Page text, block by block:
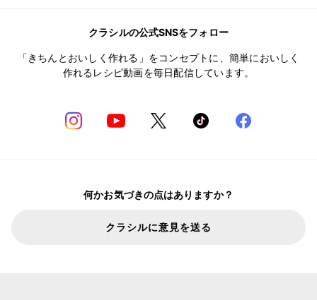
クラシルの公式SNSをフォロー
「きちんとおいしく作れる」をコンセプトに、簡単においしく
作れるレシピ動画を毎日配信しています。
何かお気づきの点はありますか？
クラシルに意見を送る